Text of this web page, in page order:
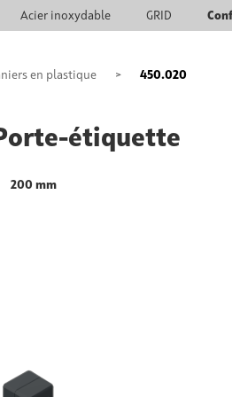
Acier inoxydable GRID
en plastique > 450.020
étiquette
200 mm